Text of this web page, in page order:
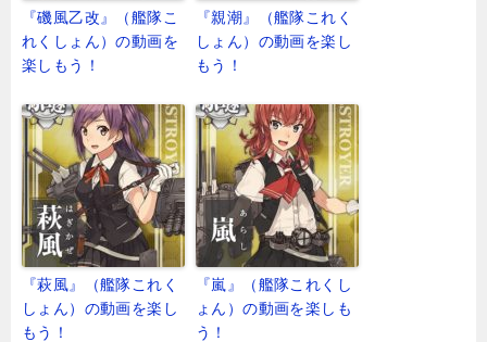
『磯風乙改』（艦隊こ
れくしょん）の動画を
楽しもう！
『親潮』（艦隊これく
しょん）の動画を楽し
もう！
『萩風』（艦隊これく
しょん）の動画を楽し
もう！
『嵐』（艦隊これくし
ょん）の動画を楽しも
う！